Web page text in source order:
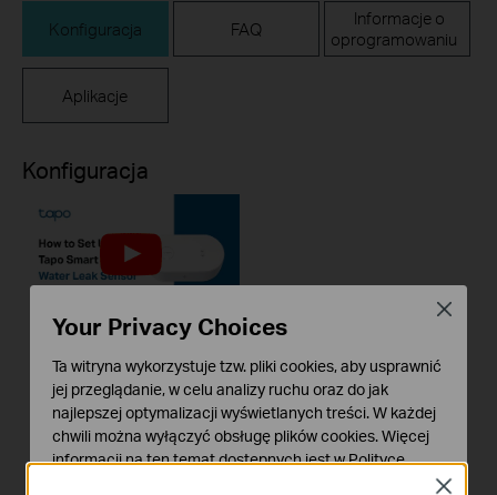
Konfiguracja FAQ
Informacje o
oprogramowaniu
Aplikacje
Konfiguracja
How to Set Up Your
Tapo Smart Water
Leak Sensor: Tapo
T300
Close
Your Privacy Choices
Ta witryna wykorzystuje tzw. pliki cookies, aby usprawnić
jej przeglądanie, w celu analizy ruchu oraz do jak
najlepszej optymalizacji wyświetlanych treści. W każdej
chwili można wyłączyć obsługę plików cookies. Więcej
informacji na ten temat dostępnych jest wPolityce
Close